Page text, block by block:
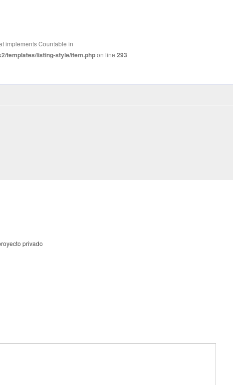
implements Countable in
templates/listing-style/item.phpon line 293
privado